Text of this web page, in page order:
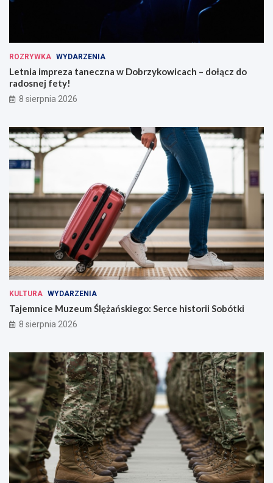
ROZRYWKA WYDARZENIA
Letnia impreza taneczna w Dobrzykowicach – dołącz do
radosnej fety!
8 sierpnia 2026
KULTURA WYDARZENIA
Tajemnice Muzeum Ślężańskiego: Serce historii Sobótki
8 sierpnia 2026